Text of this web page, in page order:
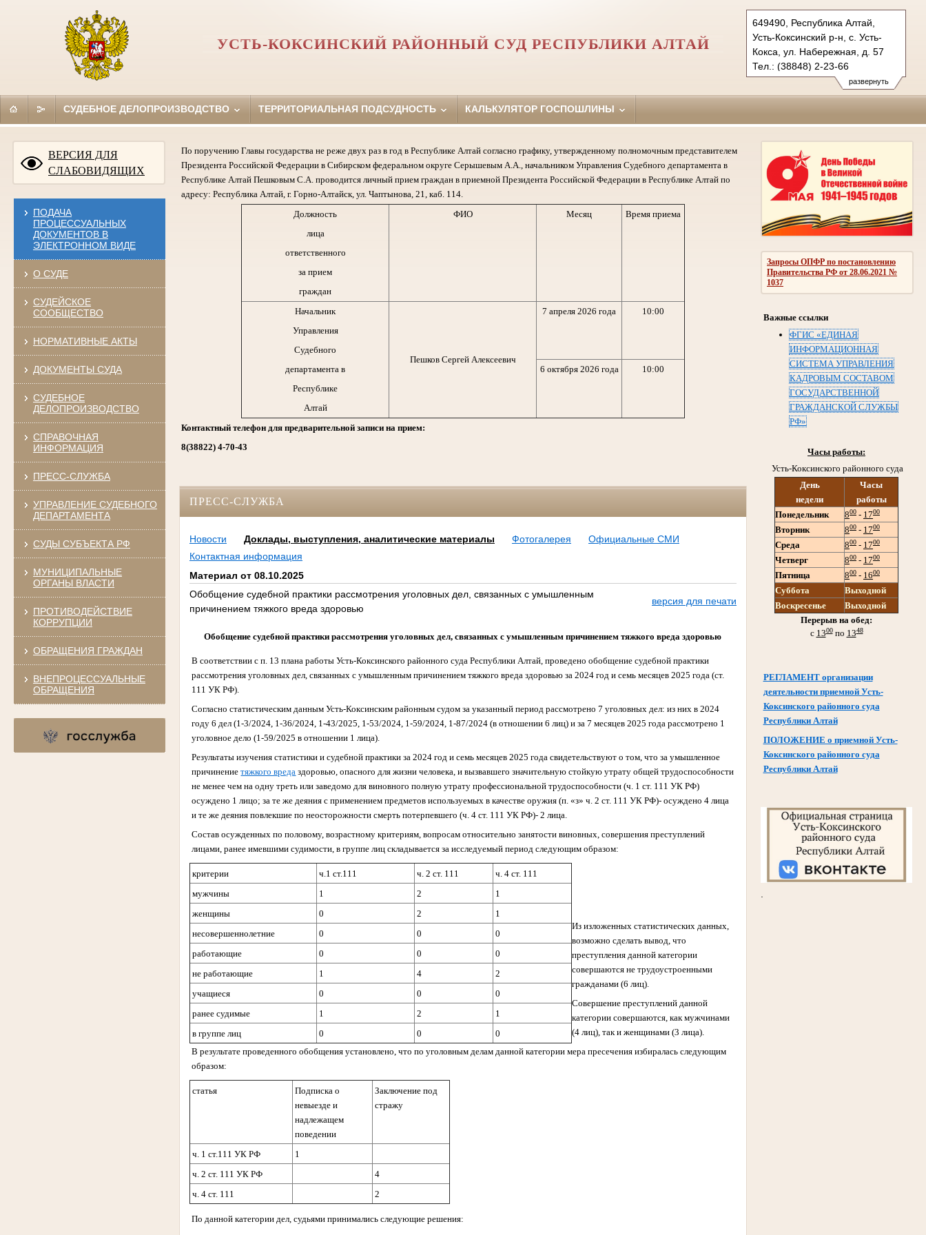
развернуть
649490, Республика Алтай,
Усть-Коксинский р-н, с. Усть-
Кокса, ул. Набережная, д. 57
Тел.: (38848) 2-23-66
ust-koksinsky.ralt@sudrf.ru
УСТЬ-КОКСИНСКИЙ РАЙОННЫЙ СУД РЕСПУБЛИКИ АЛТАЙ
СУДЕБНОЕ ДЕЛОПРОИЗВОДСТВО ТЕРРИТОРИАЛЬНАЯ ПОДСУДНОСТЬ КАЛЬКУЛЯТОР ГОСПОШЛИНЫ
ВЕРСИЯ ДЛЯ
СЛАБОВИДЯЩИХ
ПОДАЧА
ПРОЦЕССУАЛЬНЫХ
ДОКУМЕНТОВ В
ЭЛЕКТРОННОМ ВИДЕ
О СУДЕ
СУДЕЙСКОЕ
СООБЩЕСТВО
НОРМАТИВНЫЕ АКТЫ
ДОКУМЕНТЫ СУДА
СУДЕБНОЕ
ДЕЛОПРОИЗВОДСТВО
СПРАВОЧНАЯ
ИНФОРМАЦИЯ
ПРЕСС-СЛУЖБА
УПРАВЛЕНИЕ СУДЕБНОГО
ДЕПАРТАМЕНТА
СУДЫ СУБЪЕКТА РФ
МУНИЦИПАЛЬНЫЕ
ОРГАНЫ ВЛАСТИ
ПРОТИВОДЕЙСТВИЕ
КОРРУПЦИИ
ОБРАЩЕНИЯ ГРАЖДАН
ВНЕПРОЦЕССУАЛЬНЫЕ
ОБРАЩЕНИЯ
Запросы ОПФР по постановлению
Правительства РФ от 28.06.2021 №
1037
Важные ссылки
ФГИС «ЕДИНАЯ
ИНФОРМАЦИОННАЯ
СИСТЕМА УПРАВЛЕНИЯ
КАДРОВЫМ СОСТАВОМ
ГОСУДАРСТВЕННОЙ
ГРАЖДАНСКОЙ СЛУЖБЫ
РФ»
Часы работы:
Усть-Коксинского районного суда
День
недели
Часы
работы
Понедельник
800 - 1700
Вторник 800 - 1700
Среда 800 - 1700
Четверг 800 - 1700
Пятница 800 - 1600
Суббота
Выходной
Воскресенье
Выходной
Перерыв на обед:
с 1300по 1348
РЕГЛАМЕНТ организации
деятельности приемной Усть-
Коксинского районного суда
Республики Алтай
ПОЛОЖЕНИЕ о приемной Усть-
Коксинского районного суда
Республики Алтай
По поручению Главы государства не реже двух раз в год в Республике Алтай согласно графику, утвержденному полномочным представителем
Президента Российской Федерации в Сибирском федеральном округе Серышевым А.А., начальником Управления Судебного департамента в
Республике Алтай Пешковым С.А. проводится личный прием граждан в приемной Президента Российской Федерации в Республике Алтай по
адресу: Республика Алтай, г. Горно-Алтайск, ул. Чаптынова, 21, каб. 114.
Должность
лица
ответственного
за прием
граждан
ФИО Месяц Время приема
Начальник
Управления
Судебного
департамента в
Республике
Алтай
Пешков Сергей Алексеевич
7 апреля 2026 года 10:00
6 октября 2026 года 10:00
Контактный телефон для предварительной записи на прием:
8(38822) 4-70-43
ПРЕСС-СЛУЖБА
Новости Доклады, выступления, аналитические материалы Фотогалерея
Официальные СМИ
Контактная информация
Материал от 08.10.2025
Обобщение судебной практики рассмотрения уголовных дел, связанных с умышленным
причинением тяжкого вреда здоровью
версия для печати
Обобщение судебной практики рассмотрения уголовных дел, связанных с умышленным причинением тяжкого вреда здоровью
В соответствии с п. 13 плана работы Усть-Коксинского районного суда Республики Алтай, проведено обобщение судебной практики
рассмотрения уголовных дел, связанных с умышленным причинением тяжкого вреда здоровью за 2024 год и семь месяцев 2025 года (ст.
111 УК РФ).
Согласно статистическим данным Усть-Коксинским районным судом за указанный период рассмотрено 7 уголовных дел: из них в 2024
году 6 дел (1-3/2024, 1-36/2024, 1-43/2025, 1-53/2024, 1-59/2024, 1-87/2024 (в отношении 6 лиц) и за 7 месяцев 2025 года рассмотрено 1
уголовное дело (1-59/2025 в отношении 1 лица).
Результаты изучения статистики и судебной практики за 2024 год и семь месяцев 2025 года свидетельствуют о том, что за умышленное
причинениетяжкого вреда здоровью, опасного для жизни человека, и вызвавшего значительную стойкую утрату общей трудоспособности
не менее чем на одну треть или заведомо для виновного полную утрату профессиональной трудоспособности (ч. 1 ст. 111 УК РФ)
осуждено 1 лицо; за те же деяния с применением предметов используемых в качестве оружия (п. «з» ч. 2 ст. 111 УК РФ)- осуждено 4 лица
и те же деяния повлекшие по неосторожности смерть потерпевшего (ч. 4 ст. 111 УК РФ)- 2 лица.
Состав осужденных по половому, возрастному критериям, вопросам относительно занятости виновных, совершения преступлений
лицами, ранее имевшими судимости, в группе лиц складывается за исследуемый период следующим образом:
критерии ч.1 ст.111 ч. 2 ст. 111
ч. 4 ст. 111
мужчины
1 2
1
женщины
0 2
1
несовершеннолетние
0 0
0
работающие
0 0
0
не работающие
1 4
2
учащиеся
0 0
0
ранее судимые
1 2
1
в группе лиц
0 0 0
Из изложенных статистических данных,
возможно сделать вывод, что
преступления данной категории
совершаются не трудоустроенными
гражданами (6 лиц).
Совершение преступлений данной
категории совершаются, как мужчинами
(4 лиц), так и женщинами (3 лица).
В результате проведенного обобщения установлено, что по уголовным делам данной категории мера пресечения избиралась следующим
образом:
статья
Подписка о
невыезде и
надлежащем
поведении
Заключение под
стражу
ч. 1 ст.111 УК РФ
1
ч. 2 ст. 111 УК РФ
4
ч. 4 ст. 111
2
По данной категории дел, судьями принимались следующие решения: